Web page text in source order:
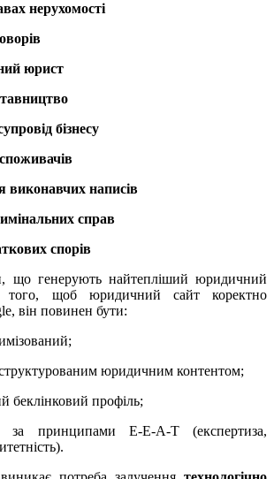
нерухомості
юрист
бізнесу
виконавчих написів
справ
спорів
що генерують найтепліший юридичний
того, щоб юридичний сайт коректно
він повинен бути:
юридичним контентом;
беклінковий профіль;
за принципами E-E-A-T (експертиза,